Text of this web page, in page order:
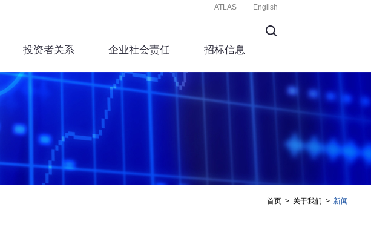
ATLAS English
投资者关系 企业社会责任 招标信息
首页 > 关于我们 > 新闻